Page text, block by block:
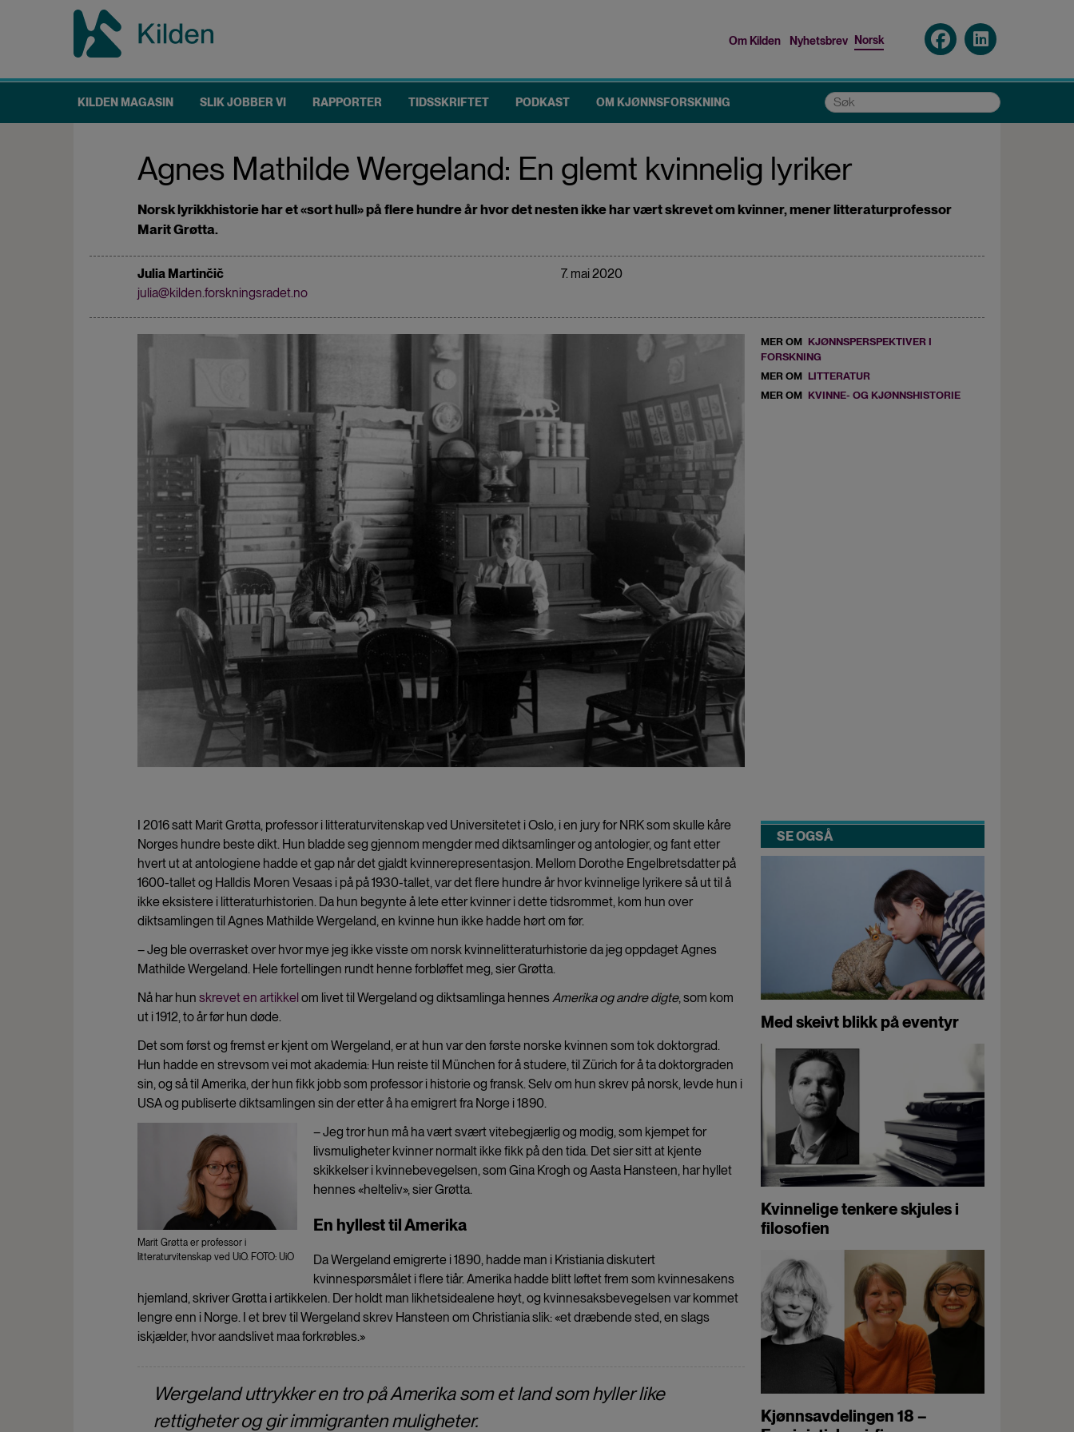
menu
Om Kilden Nyhetsbrev Norsk
Main
navigation
KILDEN MAGASIN SLIK JOBBER VI RAPPORTER TIDSSKRIFTET PODKAST OM KJØNNSFORSKNING Søk
Agnes Mathilde Wergeland: En glemt kvinnelig lyriker
Norsk lyrikkhistorie har et «sort hull» på flere hundre år hvor det nesten ikke har vært skrevet om kvinner, mener litteraturprofessor
Marit Grøtta.
Julia Martinčič
julia@kilden.forskningsradet.no
7. mai 2020
MER OM KJØNNSPERSPEKTIVER I
FORSKNING
MER OM LITTERATUR
MER OM KVINNE- OG KJØNNSHISTORIE
I 2016 satt Marit Grøtta, professor i litteraturvitenskap ved Universitetet i Oslo, i en jury for NRK som skulle kåre
Norges hundre beste dikt. Hun bladde seg gjennom mengder med diktsamlinger og antologier, og fant etter
hvert ut at antologiene hadde et gap når det gjaldt kvinnerepresentasjon. Mellom Dorothe Engelbretsdatter på
1600-tallet og Halldis Moren Vesaas i på på 1930-tallet, var det flere hundre år hvor kvinnelige lyrikere så ut til å
ikke eksistere i litteraturhistorien. Da hun begynte å lete etter kvinner i dette tidsrommet, kom hun over
diktsamlingen til Agnes Mathilde Wergeland, en kvinne hun ikke hadde hørt om før.
– Jeg ble overrasket over hvor mye jeg ikke visste om norsk kvinnelitteraturhistorie da jeg oppdaget Agnes
Mathilde Wergeland. Hele fortellingen rundt henne forbløffet meg, sier Grøtta.
Nå har hun skrevet en artikkel om livet til Wergeland og diktsamlinga hennesAmerika og andre digte, som kom
ut i 1912, to år før hun døde.
Det som først og fremst er kjent om Wergeland, er at hun var den første norske kvinnen som tok doktorgrad.
Hun hadde en strevsom vei mot akademia: Hun reiste til München for å studere, til Zürich for å ta doktorgraden
sin, og så til Amerika, der hun fikk jobb som professor i historie og fransk. Selv om hun skrev på norsk, levde hun i
USA og publiserte diktsamlingen sin der etter å ha emigrert fra Norge i 1890.
Marit Grøtta er professor i
litteraturvitenskap ved UiO. FOTO: UiO
– Jeg tror hun må ha vært svært vitebegjærlig og modig, som kjempet for
livsmuligheter kvinner normalt ikke fikk på den tida. Det sier sitt at kjente
skikkelser i kvinnebevegelsen, som Gina Krogh og Aasta Hansteen, har hyllet
hennes «helteliv», sier Grøtta.
En hyllest til Amerika
Da Wergeland emigrerte i 1890, hadde man i Kristiania diskutert
kvinnespørsmålet i flere tiår. Amerika hadde blitt løftet frem som kvinnesakens
hjemland, skriver Grøtta i artikkelen. Der holdt man likhetsidealene høyt, og kvinnesaksbevegelsen var kommet
lengre enn i Norge. I et brev til Wergeland skrev Hansteen om Christiania slik: «et dræbende sted, en slags
iskjælder, hvor aandslivet maa forkrøbles.»
Wergeland uttrykker en tro på Amerika som et land som hyller like
rettigheter og gir immigranten muligheter.
SE OGSÅ
Med skeivt blikk på eventyr
Kvinnelige tenkere skjules i
filosofien
Kjønnsavdelingen 18 –